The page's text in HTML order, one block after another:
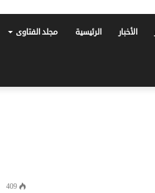
الأخبار الرئيسية مجلد الفتاوى
409